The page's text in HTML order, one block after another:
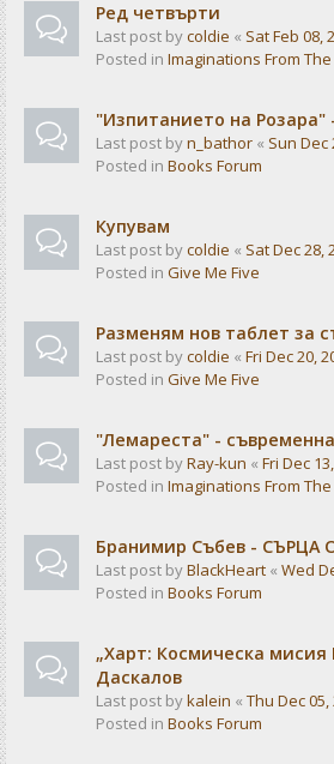
Ред четвърти
Last post bycoldie « Sat Feb 08,
Posted in Imaginations From
"Изпитанието на Розара"
Last post byn_bathor « Sun Dec
Posted in Books Forum
Купувам
Last post bycoldie « Sat Dec 28,
Posted in Give Me Five
Разменям нов таблет за
Last post bycoldie « Fri Dec 20,
Posted in Give Me Five
"Лемареста" -
Last post byRay-kun « Fri Dec
Posted in Imaginations From
Бранимир Събев - СЪРЦА
Last post byBlackHeart « Wed
Posted in Books Forum
„Харт: Космическа
Даскалов
Last post bykalein « Thu Dec 05,
Posted in Books Forum